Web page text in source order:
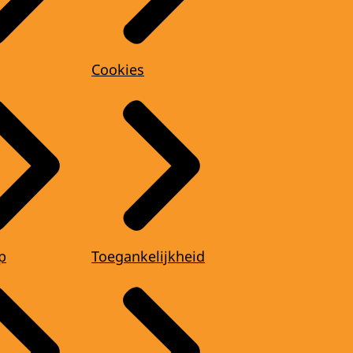
Cookies
Toegankelijkheid